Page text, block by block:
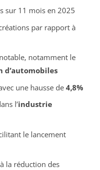
sur 11 mois en 2025
par rapport à
notamment le
d’automobiles
une hausse de 4,8%
l’industrie
le lancement
la réduction des